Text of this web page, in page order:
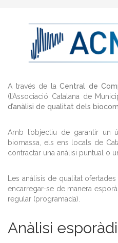
A través de laCentral de
(l’Associació Catalana de
d’anàlisi de qualitat dels
Amb l’objectiu de garantir
biomassa, els ens locals de
contractar una anàlisi puntual o
Les anàlisis de qualitat
encarregar-se de manera
regular (programada).
Anàlisi